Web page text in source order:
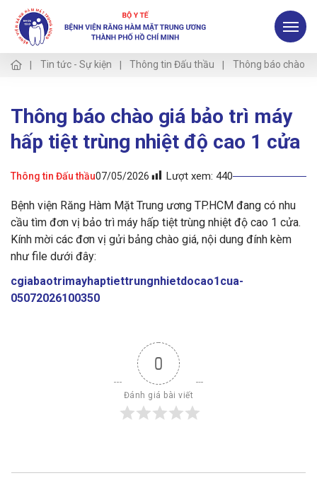
Tin tức - Sự kiện Thông tin Đấu thầu Thông báo chào
Thông báo chào giá bảo trì máy
hấp tiệt trùng nhiệt độ cao 1 cửa
Thông tin Đấu thầu07/05/2026 Lượt xem: 440
Bệnh viện Răng Hàm Mặt Trung ương TP.HCM đang có nhu
cầu tìm đơn vị bảo trì máy hấp tiệt trùng nhiệt độ cao 1 cửa.
Kính mời các đơn vị gửi bảng chào giá, nội dung đính kèm
như file dưới đây:
cgiabaotrimayhaptiettrungnhietdocao1cua-
05072026100350
0
Đánh giá bài viết